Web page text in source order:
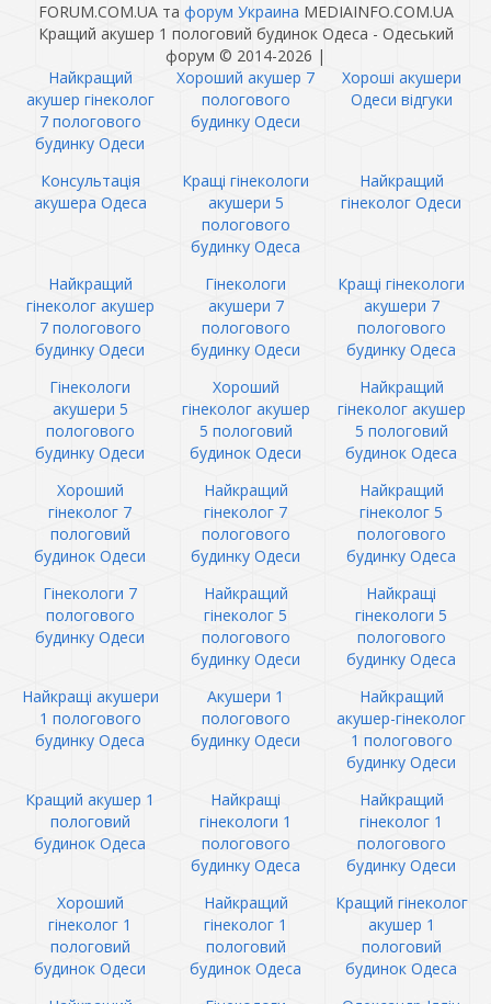
FORUM.COM.UA та форум Украина MEDIAINFO.COM.UA
Кращий акушер 1 пологовий будинок Одеса - Одеський
форум © 2014-2026 |
Найкращий
акушер гінеколог
7 пологового
будинку Одеси
Хороший акушер 7
пологового
будинку Одеси
Хороші акушери
Одеси відгуки
Консультація
акушера Одеса
Кращі гінекологи
акушери 5
пологового
будинку Одеса
Найкращий
гінеколог Одеси
Найкращий
гінеколог акушер
7 пологового
будинку Одеси
Гінекологи
акушери 7
пологового
будинку Одеси
Кращі гінекологи
акушери 7
пологового
будинку Одеса
Гінекологи
акушери 5
пологового
будинку Одеси
Хороший
гінеколог акушер
5 пологовий
будинок Одеси
Найкращий
гінеколог акушер
5 пологовий
будинок Одеса
Хороший
гінеколог 7
пологовий
будинок Одеси
Найкращий
гінеколог 7
пологового
будинку Одеси
Найкращий
гінеколог 5
пологового
будинку Одеса
Гінекологи 7
пологового
будинку Одеси
Найкращий
гінеколог 5
пологового
будинку Одеси
Найкращі
гінекологи 5
пологового
будинку Одеса
Найкращі акушери
1 пологового
будинку Одеса
Акушери 1
пологового
будинку Одеси
Найкращий
акушер-гінеколог
1 пологового
будинку Одеси
Кращий акушер 1
пологовий
будинок Одеса
Найкращі
гінекологи 1
пологового
будинку Одеса
Найкращий
гінеколог 1
пологового
будинку Одеси
Хороший
гінеколог 1
пологовий
будинок Одеси
Найкращий
гінеколог 1
пологовий
будинок Одеса
Кращий гінеколог
акушер 1
пологовий
будинок Одеса